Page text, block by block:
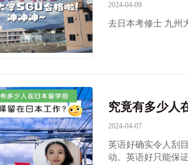
2024-04-09
去日本考修士 九州
究竟有多少人
2024-04-07
英语好确实令人刮
动。英语好只能保